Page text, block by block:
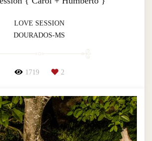
LOVE SESSION
DOURADOS-MS
1719 2